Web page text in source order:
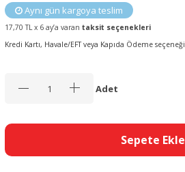
Aynı gün kargoya teslim
17,70 TL x 6 ay’a varan taksit seçenekleri
Kredi Kartı, Havale/EFT veya Kapıda Ödeme seçeneği
Adet
Sepete Ekle